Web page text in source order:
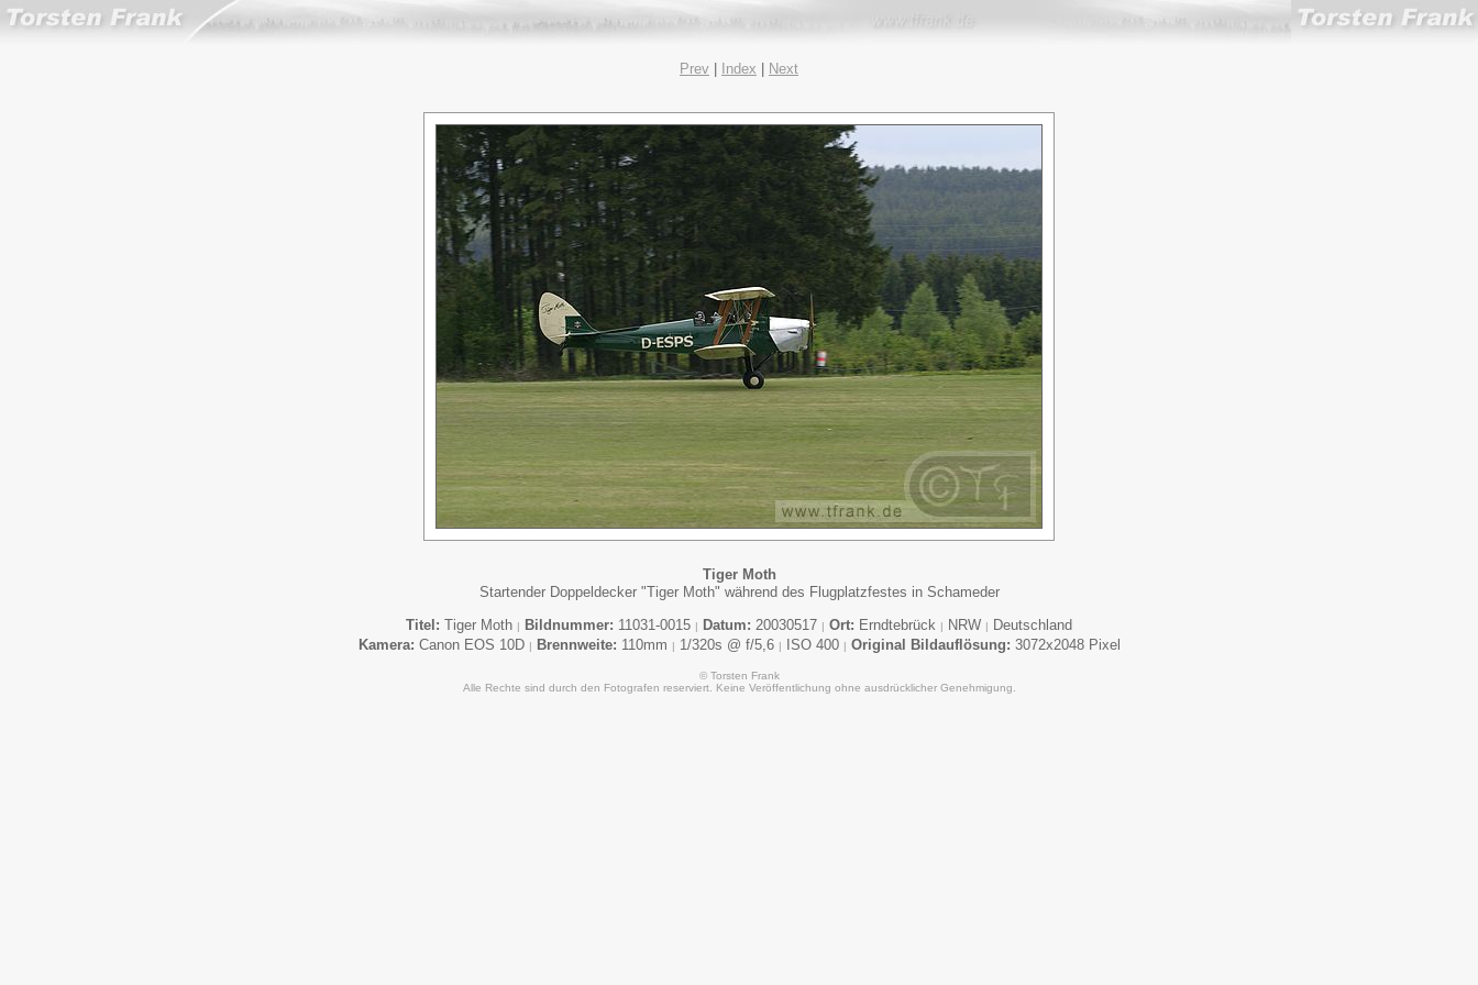
Prev Index Next
Tiger Moth
Startender Doppeldecker "Tiger Moth" während des Flugplatzfestes in Schameder
Titel: Tiger Moth | Bildnummer: 11031-0015 | Datum: 20030517 | Ort: Erndtebrück | NRW |
Deutschland
Kamera: Canon EOS 10D | Brennweite: 110mm | 1/320s @ f/5,6 | ISO 400 | Original Bildauflösung: 3072x2048 Pixel
© Torsten Frank
Alle Rechte sind durch den Fotografen reserviert. Keine Veröffentlichung ohne ausdrücklicher Genehmigung.